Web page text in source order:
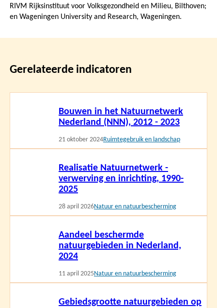
RIVM Rijksinstituut voor Volksgezondheid en Milieu, Bilthoven;
en Wageningen University and Research, Wageningen.
Gerelateerde indicatoren
Bouwen in het Natuurnetwerk
Nederland (NNN), 2012 - 2023
21 oktober 2024Ruimtegebruik en landschap
Realisatie Natuurnetwerk -
verwerving en inrichting, 1990-
2025
28 april 2026Natuur en natuurbescherming
Aandeel beschermde
natuurgebieden in Nederland,
2024
11 april 2025Natuur en natuurbescherming
Gebiedsgrootte natuurgebieden op